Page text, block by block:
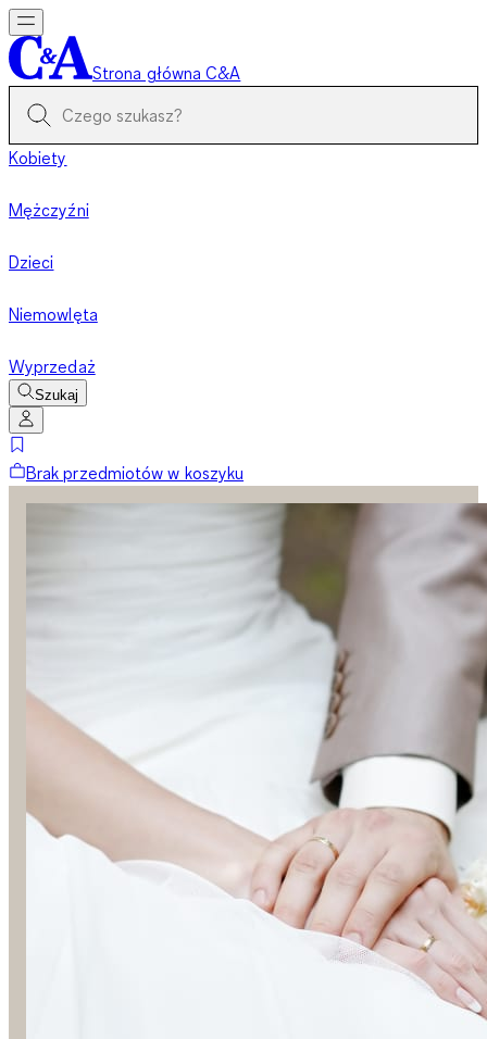
Strona główna C&A
Kobiety
Mężczyźni
Dzieci
Niemowlęta
Wyprzedaż
Szukaj
Brak przedmiotów w koszyku